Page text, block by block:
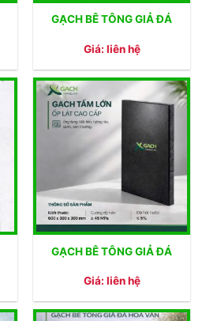
GẠCH BÊ TÔNG GIẢ ĐÁ
Giá: liên hệ
GẠCH BÊ TÔNG GIẢ ĐÁ
Giá: liên hệ